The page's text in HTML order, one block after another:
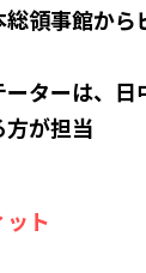
総領事館から
ーターは、
方が担当
ット